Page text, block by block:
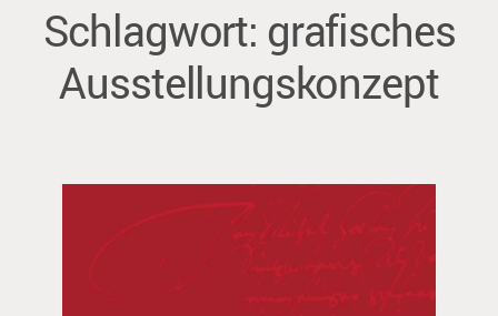
Schlagwort: grafisches
Ausstellungskonzept